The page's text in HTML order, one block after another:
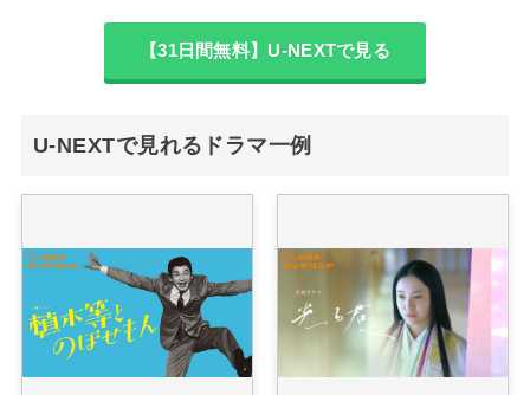
【31日間無料】U-NEXTで見る
U-NEXTで見れるドラマ一例